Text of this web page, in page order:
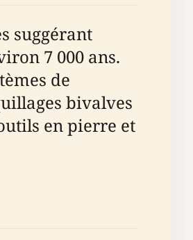
suggérant
7 000 ans.
de
bivalves
en pierre et